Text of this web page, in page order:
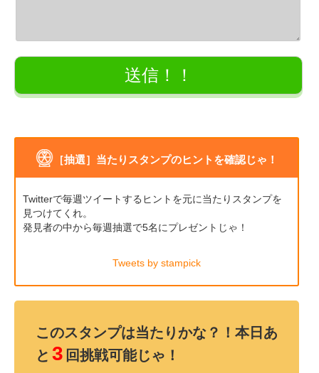
［抽選］当たりスタンプのヒントを確認じゃ！
Twitterで毎週ツイートするヒントを元に当たりスタンプを
見つけてくれ。
発見者の中から毎週抽選で5名にプレゼントじゃ！
Tweets by stampick
このスタンプは当たりかな？！本日あ
と 3 回挑戦可能じゃ！